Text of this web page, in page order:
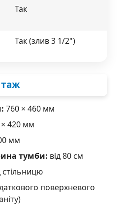
Так
Так (злив 3 1/2")
760 × 460 мм
× 420 мм
мм
тумби: від 80 см
стільницю
поверхневого